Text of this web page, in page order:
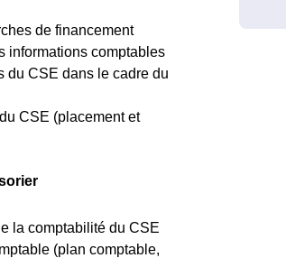
de financement
informations comptables
du CSE dans le cadre du
CSE (placement et
la comptabilité du CSE
(plan comptable,